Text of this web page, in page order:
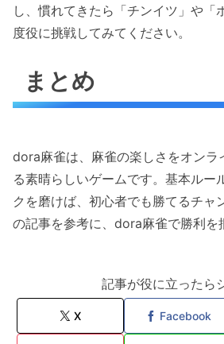
し、慣れてきたら「チンイツ」や「
度役に挑戦してみてください。
まとめ
dora麻雀は、麻雀の楽しさをオンラ
る素晴らしいゲームです。基本ルー
クを磨けば、初心者でも勝てるチャ
の記事を参考に、dora麻雀で勝利を
記事が役に立ったら
X Facebook